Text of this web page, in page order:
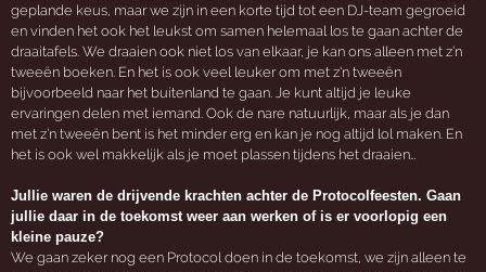
geplande keus, maar we zijn in een korte tijd tot een DJ-team gegroeid
en vinden het ook het leukst om samen helemaal los te gaan achter de
draaitafels. We draaien ook niet los van elkaar, je kan ons alleen met z’n
tweeën boeken. En het is ook veel leuker om met z'n tweeën
bijvoorbeeld naar het buitenland te gaan. Je kunt altijd je leuke
ervaringen delen met iemand. Ook de nare natuurlijk, maar als je dan
met z’n tweeën bent is het minder erg en kan je nog altijd lol maken. En
het is ook wel makkelijk als je moet plassen tijdens het draaien…
Jullie waren de drijvende krachten achter de Protocolfeesten. Gaan
jullie daar in de toekomst weer aan werken of is er voorlopig een
kleine pauze?
We gaan zeker nog een Protocol doen in de toekomst, we zijn alleen te